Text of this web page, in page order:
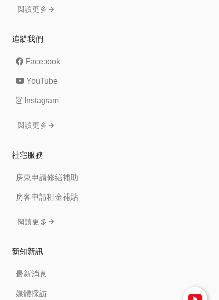
閱讀更多
追蹤我們
Facebook
YouTube
Instagram
閱讀更多
社宅服務
房東申請修繕補助
房客申請租金補貼
閱讀更多
新知新訊
最新消息
媒體採訪